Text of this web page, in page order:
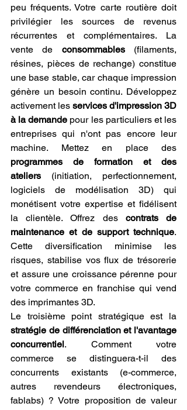
peu fréquents. Votre carte routière doit
privilégier les sources de revenus
récurrentes et complémentaires. La
vente de consommables (filaments,
résines, pièces de rechange) constitue
une base stable, car chaque impression
génère un besoin continu. Développez
activement les services d'impression 3D
à la demande pour les particuliers et les
entreprises qui n'ont pas encore leur
programmes de formation et des
ateliers (initiation, perfectionnement,
logiciels de modélisation 3D) qui
monétisent votre expertise et fidélisent
la clientèle. Offrez des contrats de
maintenance et de support technique.
Cette diversification minimise les
risques, stabilise vos flux de trésorerie
et assure une croissance pérenne pour
votre commerce en franchise qui vend
des imprimantes 3D.
stratégie de différenciation et l'avantage
concurrentiel. Comment votre
commerce se distinguera-t-il des
concurrents existants (e-commerce,
autres revendeurs électroniques,
fablabs) ? Votre proposition de valeur